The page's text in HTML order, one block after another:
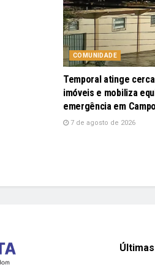
COMUNIDADE
Temporal atinge
imóveis e mobiliza
emergência em
7 de agosto de 2026